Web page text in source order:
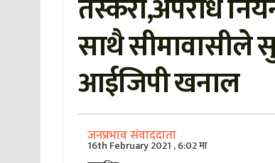
तस्करी,अपराध
साथै सीमावासीले
आईजिपी खनाल
जनप्रभाव संवाददाता
16th February 2021 , 6:02 मा